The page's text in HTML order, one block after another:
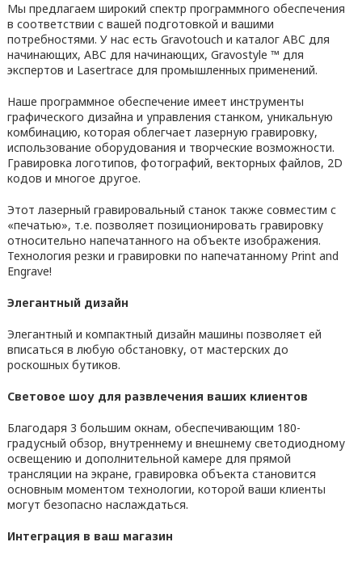
Мы предлагаем широкий спектр программного обеспечения
в соответствии с вашей подготовкой и вашими
потребностями. У нас есть Gravotouch и каталог ABC для
начинающих, ABC для начинающих, Gravostyle ™ для
экспертов и Lasertrace для промышленных применений.
Наше программное обеспечение имеет инструменты
графического дизайна и управления станком, уникальную
комбинацию, которая облегчает лазерную гравировку,
использование оборудования и творческие возможности.
Гравировка логотипов, фотографий, векторных файлов, 2D
кодов и многое другое.
Этот лазерный гравировальный станок также совместим с
«печатью», т.е. позволяет позиционировать гравировку
относительно напечатанного на объекте изображения.
Технология резки и гравировки по напечатанному Print and
Engrave!
Элегантный дизайн
Элегантный и компактный дизайн машины позволяет ей
вписаться в любую обстановку, от мастерских до
роскошных бутиков.
Световое шоу для развлечения ваших клиентов
Благодаря 3 большим окнам, обеспечивающим 180-
градусный обзор, внутреннему и внешнему светодиодному
освещению и дополнительной камере для прямой
трансляции на экране, гравировка объекта становится
основным моментом технологии, которой ваши клиенты
могут безопасно наслаждаться.
Интеграция в ваш магазин